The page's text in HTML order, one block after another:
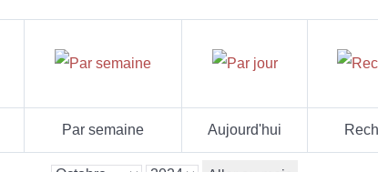
Par semaine Aujourd'hui